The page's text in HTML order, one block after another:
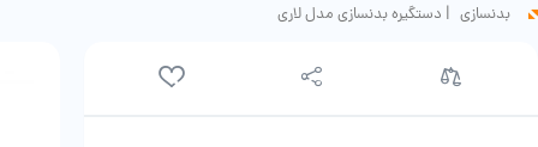
بدنسازی | دستگیره بدنسازی مدل لاری